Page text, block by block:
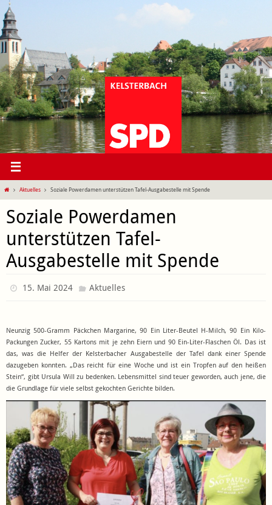
Zum
Inhalt
springen
StartAktuelles Soziale Powerdamen unterstützen Tafel-Ausgabestelle mit Spende
Soziale Powerdamen
unterstützen Tafel-
Ausgabestelle mit Spende
15. Mai 2024 Aktuelles
Neunzig 500-Gramm Päckchen Margarine, 90 Ein Liter-Beutel H-Milch, 90 Ein Kilo-
Packungen Zucker, 55 Kartons mit je zehn Eiern und 90 Ein-Liter-Flaschen Öl. Das ist
das, was die Helfer der Kelsterbacher Ausgabestelle der Tafel dank einer Spende
dazugeben konnten. „Das reicht für eine Woche und ist ein Tropfen auf den heißen
Stein“, gibt Ursula Will zu bedenken. Lebensmittel sind teuer geworden, auch jene, die
die Grundlage für viele selbst gekochten Gerichte bilden.